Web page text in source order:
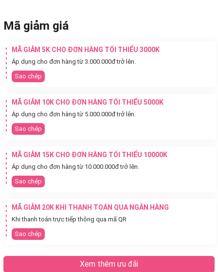
Mã giảm giá
MÃ GIẢM 5K CHO ĐƠN HÀNG TỐI THIỂU 3000K
Áp dụng cho đơn hàng từ 3.000.000đ trở lên.
Sao chép
MÃ GIẢM 10K CHO ĐƠN HÀNG TỐI THIỂU 5000K
Áp dụng cho đơn hàng từ 5.000.000đ trở lên.
Sao chép
MÃ GIẢM 15K CHO ĐƠN HÀNG TỐI THIỂU 10000K
Áp dụng cho đơn hàng từ 10.000.000đ trở lên.
Sao chép
MÃ GIẢM 20K KHI THANH TOÁN QUA NGÂN HÀNG
Khi thanh toán trực tiếp thông qua mã QR
Sao chép
Xem thêm ưu đãi